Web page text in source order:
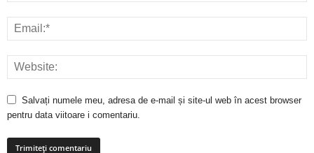
Salvați numele meu, adresa de e-mail și site-ul web în acest browser
pentru data viitoare i comentariu.